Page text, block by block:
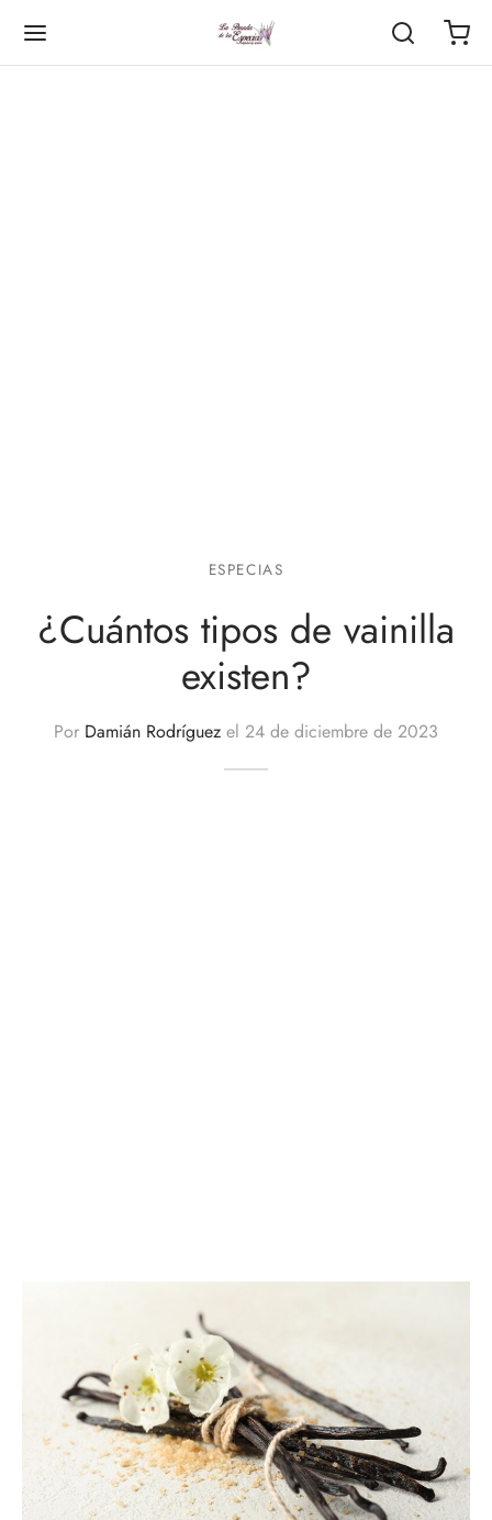
ESPECIAS
¿Cuántos tipos de vainilla
existen?
Por Damián Rodríguez el 24 de diciembre de 2023